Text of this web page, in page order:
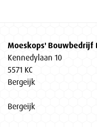
Moeskops' Bouwbedrijf
Kennedylaan 10
5571 KC
Bergeijk
Bergeijk